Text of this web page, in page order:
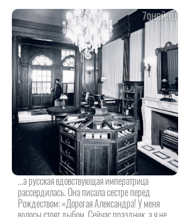
...а русская вдовствующая императрица
рассердилась. Она писала сестре перед
Рождеством: «Дорогая Александра! У меня